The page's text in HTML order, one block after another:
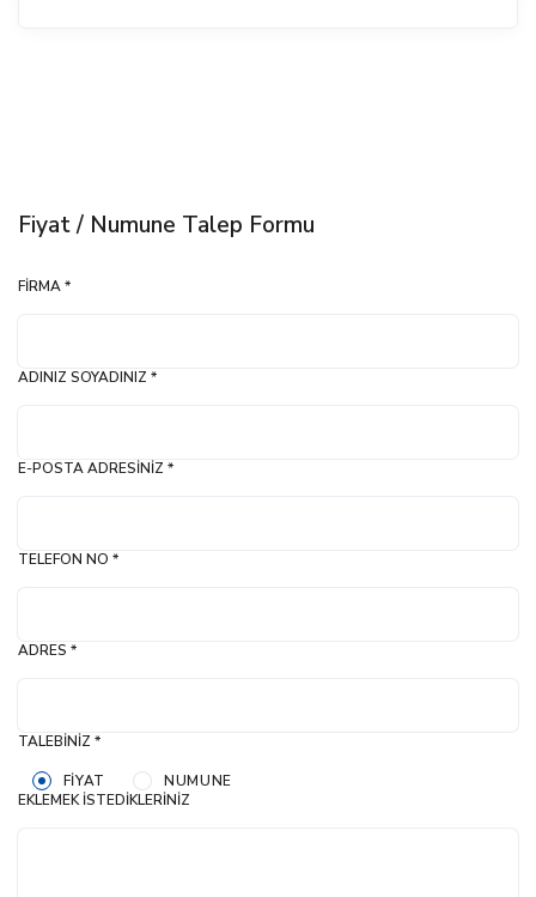
Fiyat / Numune Talep Formu
FIRMA *
ADINIZ SOYADINIZ *
E-POSTA ADRESINIZ *
TELEFON NO *
ADRES *
TALEBINIZ *
FIYAT
NUMUNE
EKLEMEK İSTEDIKLERINIZ